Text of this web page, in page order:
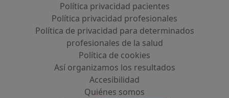
Política privacidad pacientes
Política privacidad profesionales
Política de privacidad para determinados
profesionales de la salud
Política de cookies
Así organizamos los resultados
Accesibilidad
Quiénes somos